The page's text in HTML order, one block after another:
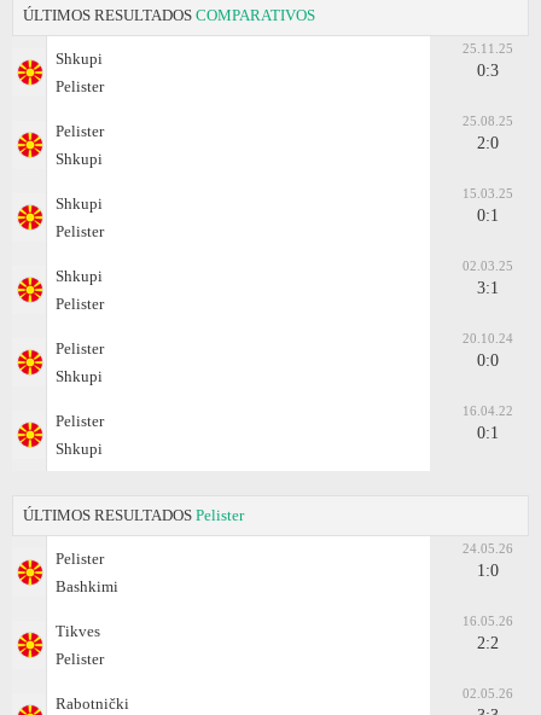
ÚLTIMOS RESULTADOS COMPARATIVOS
Shkupi
Pelister
25.11.25
0:3
Pelister
Shkupi
25.08.25
2:0
Shkupi
Pelister
15.03.25
0:1
Shkupi
Pelister
02.03.25
3:1
Pelister
Shkupi
20.10.24
0:0
Pelister
Shkupi
16.04.22
0:1
ÚLTIMOS RESULTADOS Pelister
Pelister
Bashkimi
24.05.26
1:0
Tikves
Pelister
16.05.26
2:2
Rabotnički
02.05.26